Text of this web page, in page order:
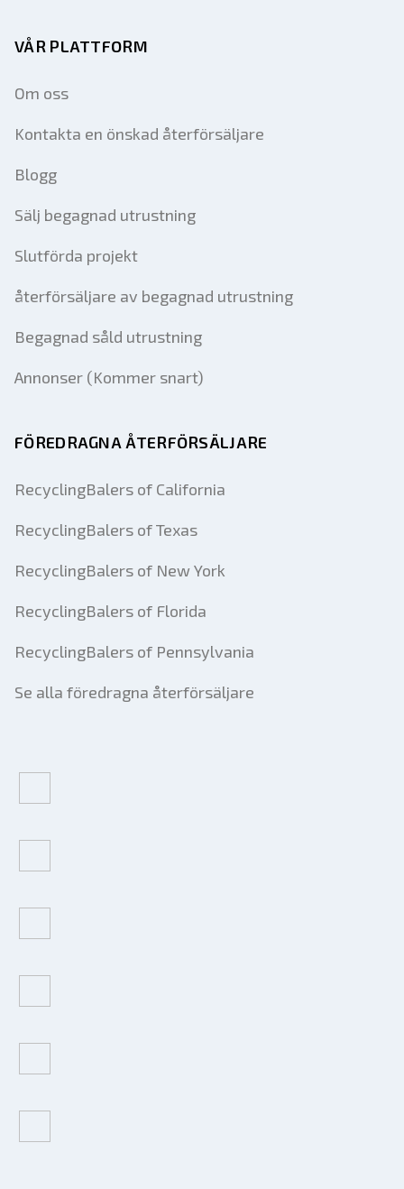
VÅR PLATTFORM
Om oss
Kontakta en önskad återförsäljare
Blogg
Sälj begagnad utrustning
Slutförda projekt
återförsäljare av begagnad utrustning
Begagnad såld utrustning
Annonser (Kommer snart)
FÖREDRAGNA ÅTERFÖRSÄLJARE
RecyclingBalers of California
RecyclingBalers of Texas
RecyclingBalers of New York
RecyclingBalers of Florida
RecyclingBalers of Pennsylvania
Se alla föredragna återförsäljare